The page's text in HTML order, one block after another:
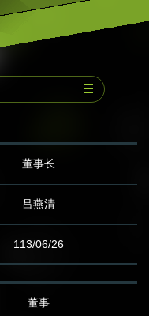
董事长
吕燕清
113/06/26
董事